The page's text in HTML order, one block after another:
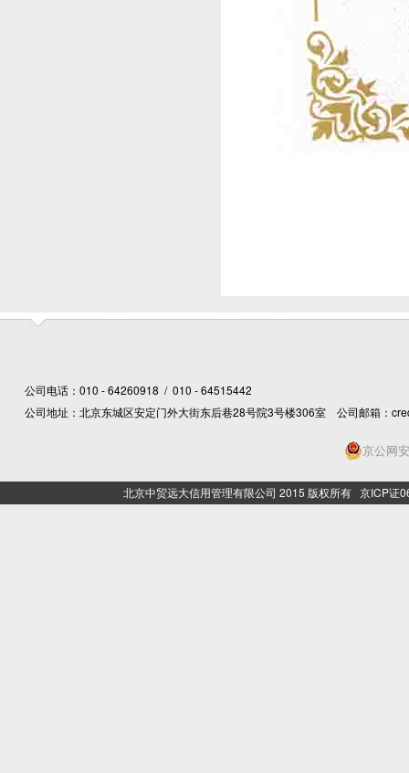
公司电话：010 - 64260918 / 010 - 64515442
公司地址：北京东城区安定门外大街东后巷28号院3号楼306室 公司邮箱：
京公网
北京中贸远大信用管理有限公司 2015 版权所有 京ICP证